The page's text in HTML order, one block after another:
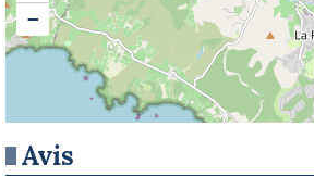
−
Avis